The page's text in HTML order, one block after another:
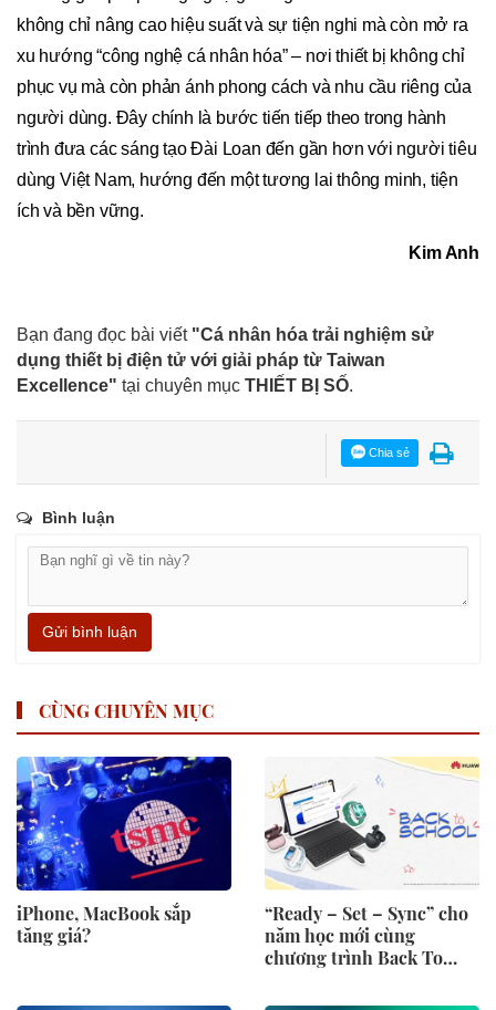
không chỉ nâng cao hiệu suất và sự tiện nghi mà còn mở ra
xu hướng “công nghệ cá nhân hóa” – nơi thiết bị không chỉ
phục vụ mà còn phản ánh phong cách và nhu cầu riêng của
người dùng. Đây chính là bước tiến tiếp theo trong hành
trình đưa các sáng tạo Đài Loan đến gần hơn với người tiêu
dùng Việt Nam, hướng đến một tương lai thông minh, tiện
ích và bền vững.
Kim Anh
Bạn đang đọc bài viết "Cá nhân hóa trải nghiệm sử
dụng thiết bị điện tử với giải pháp từ Taiwan
Excellence" tại chuyên mục THIẾT BỊ SỐ.
Chia sẻ
Bình luận
Gửi bình luận
CÙNG CHUYÊN MỤC
iPhone, MacBook sắp
tăng giá?
“Ready – Set – Sync” cho
năm học mới cùng
chương trình Back To